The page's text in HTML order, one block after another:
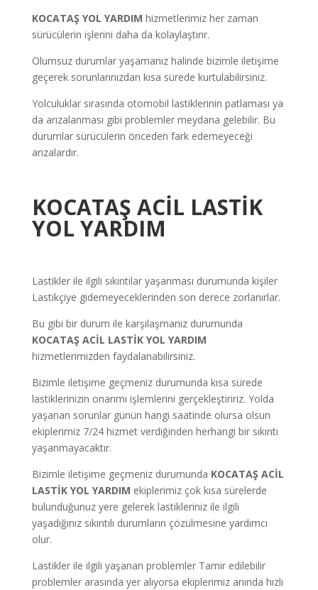
KOCATAŞ YOL YARDIM hizmetlerimiz her zaman
sürücülerin işlerini daha da kolaylaştırır.
Olumsuz durumlar yaşamanız halinde bizimle iletişime
geçerek sorunlarınızdan kısa sürede kurtulabilirsiniz.
Yolculuklar sırasında otomobil lastiklerinin patlaması ya
da arızalanması gibi problemler meydana gelebilir. Bu
durumlar sürücülerin önceden fark edemeyeceği
arızalardır.
KOCATAŞ ACİL LASTİK
YOL YARDIM
Lastikler ile ilgili sıkıntılar yaşanması durumunda kişiler
Lastikçiye gidemeyeceklerinden son derece zorlanırlar.
Bu gibi bir durum ile karşılaşmanız durumunda
KOCATAŞ ACİL LASTİK YOL YARDIM
hizmetlerimizden faydalanabilirsiniz.
Bizimle iletişime geçmeniz durumunda kısa sürede
lastiklerinizin onarımı işlemlerini gerçekleştiririz. Yolda
yaşanan sorunlar günün hangi saatinde olursa olsun
ekiplerimiz 7/24 hizmet verdiğinden herhangi bir sıkıntı
yaşanmayacaktır.
Bizimle iletişime geçmeniz durumunda KOCATAŞ ACİL
LASTİK YOL YARDIM ekiplerimiz çok kısa sürelerde
bulunduğunuz yere gelerek lastikleriniz ile ilgili
yaşadığınız sıkıntılı durumların çözülmesine yardımcı
olur.
Lastikler ile ilgili yaşanan problemler Tamir edilebilir
problemler arasında yer alıyorsa ekiplerimiz anında hızlı